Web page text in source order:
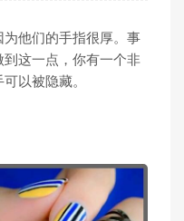
他们的手指很厚。事
这一点，你有一个非
以被隐藏。